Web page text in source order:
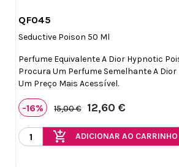
QF045
Seductive Poison 50 Ml
Perfume Equivalente A Dior Hypnotic
Procura Um Perfume Semelhante A
Um Preço Mais Acessível.
-16% 15,00 € 12,60 €
add_shopping_cart ADICIONAR AO CARRINHO